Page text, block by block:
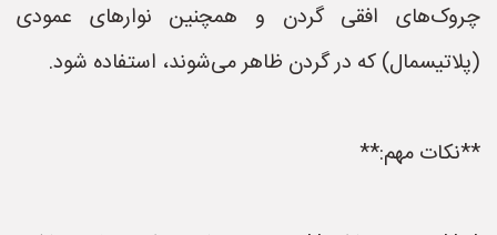
چروک‌های افقی گردن و همچنین نوارهای عمودی
(پلاتیسمال) که در گردن ظاهر می‌شوند، استفاده شود.
**نکات مهم:**